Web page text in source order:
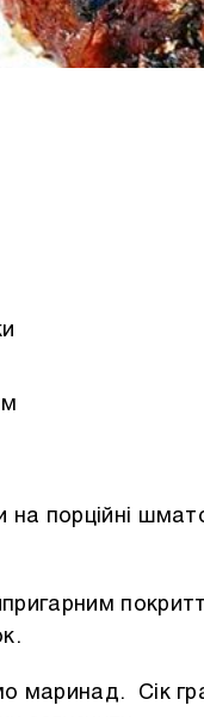
на порційні
маринад. Сік